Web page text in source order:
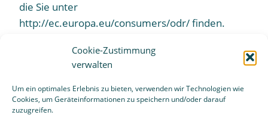
Cookie-Zustimmung
verwalten
Um ein optimales Erlebnis zu bieten, verwenden wir Technologien wie
Cookies, um Geräteinformationen zu speichern und/oder darauf
zuzugreifen.
die Sie unter
http://ec.europa.eu/consumers/odr/ finden.
Copyright
Alle Inhalte, Bilder, Texte und andere Daten, die
auf dieser Website verwendet werden, liegt das